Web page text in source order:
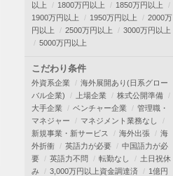
以上
1800万円以上
1850万円以上
1900万円以上
1950万円以上
2000万
円以上
2500万円以上
3000万円以上
5000万円以上
こだわり条件
外資系企業
海外展開あり(日系グロー
バル企業)
上場企業
株式公開準備
大手企業
ベンチャー企業
管理職・
マネジャー
マネジメント業務なし
新規事業・新サービス
海外出張
海
外折衝
英語力が必要
中国語力が必
要
英語力不問 転勤なし
土日祝休
み
3,000万円以上資金調達済
1億円